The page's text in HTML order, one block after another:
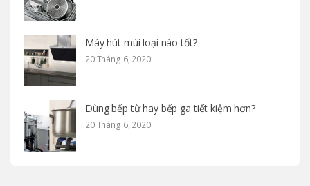
Máy hút mùi loại nào tốt?
20 Tháng 6, 2020
Dùng bếp từ hay bếp ga tiết kiệm hơn?
20 Tháng 6, 2020